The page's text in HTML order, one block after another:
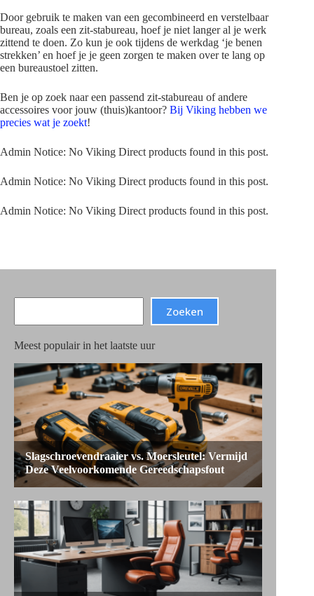
Door gebruik te maken van een gecombineerd en verstelbaar
bureau, zoals een zit-stabureau, hoef je niet langer al je werk
zittend te doen. Zo kun je ook tijdens de werkdag ‘je benen
strekken’ en hoef je je geen zorgen te maken over te lang op
een bureaustoel zitten.
Ben je op zoek naar een passend zit-stabureau of andere
accessoires voor jouw (thuis)kantoor? Bij Viking hebben we
precies wat je zoekt!
Admin Notice: No Viking Direct products found in this post.
Admin Notice: No Viking Direct products found in this post.
Admin Notice: No Viking Direct products found in this post.
Zoeken
Meest populair in het laatste uur